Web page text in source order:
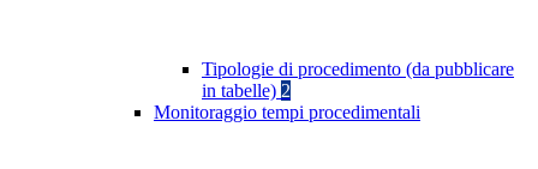
Tipologie di procedimento (da pubblicare
in tabelle) 2
Monitoraggio tempi procedimentali